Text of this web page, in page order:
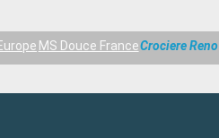
MS Douce FranceCrociere Reno